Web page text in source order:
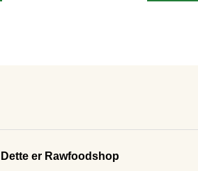
Dette er Rawfoodshop